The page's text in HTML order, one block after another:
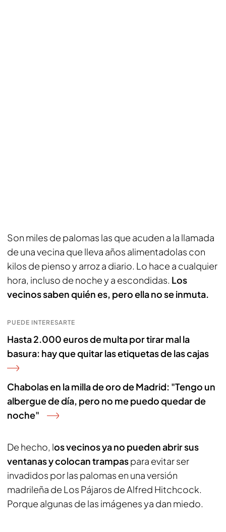
Son miles de palomas las que acuden a la llamada
de una vecina que lleva años alimentadolas con
kilos de pienso y arroz a diario. Lo hace a cualquier
hora, incluso de noche y a escondidas. Los
vecinos saben quién es, pero ella no se inmuta.
PUEDE INTERESARTE
Hasta 2.000 euros de multa por tirar mal la
basura: hay que quitar las etiquetas de las cajas
Chabolas en la milla de oro de Madrid: "Tengo un
albergue de día, pero no me puedo quedar de
noche"
De hecho, los vecinos ya no pueden abrir sus
ventanas y colocan trampaspara evitar ser
invadidos por las palomas en una versión
madrileña de Los Pájaros de Alfred Hitchcock.
Porque algunas de las imágenes ya dan miedo.